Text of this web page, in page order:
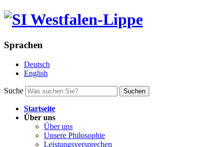
Sprachen
Deutsch
English
Suche Suchen
Startseite
Über uns
Über uns
Unsere Philosophie
Leistungsversprechen